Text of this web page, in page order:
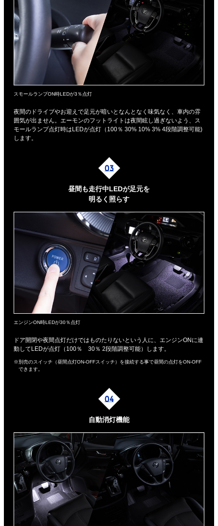
スモールランプON時LEDが3％点灯
夜間のドライブやお迎えで足元が暗いとなんとなく味気なく、車内の雰
囲気が出ません。エーモンのフットライトは夜間眩し過ぎないよう、ス
モールランプ点灯時はLEDが点灯（100％ 30% 10% 3% 4段階調整可能)
します。
昼間も走行中LEDが足元を
明るく照らす
エンジンON時LEDが30％点灯
ドア開閉や夜間点灯だけではものたりないという人に、エンジンONに連
動してLEDが点灯（100％ 30％ 2段階調整可能）します。
※別売のスイッチ（昼間点灯ON-OFFスイッチ）を接続する事で昼間の点灯をON-OFF
できます。
自動消灯機能